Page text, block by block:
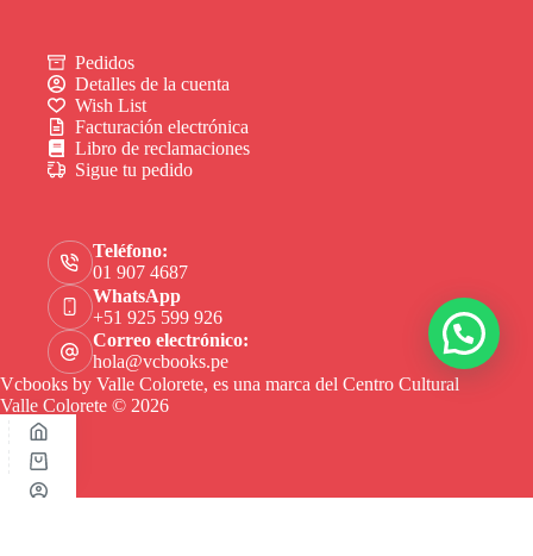
Pedidos
Detalles de la cuenta
Wish List
Facturación electrónica
Libro de reclamaciones
Sigue tu pedido
Teléfono:
01 907 4687
WhatsApp
+51 925 599 926
Correo electrónico:
hola@vcbooks.pe
Vcbooks by Valle Colorete, es una marca del Centro Cultural
Valle Colorete © 2026